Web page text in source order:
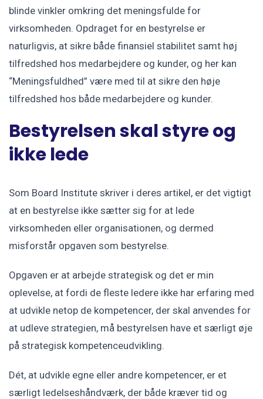
blinde vinkler omkring det meningsfulde for
virksomheden. Opdraget for en bestyrelse er
naturligvis, at sikre både finansiel stabilitet samt høj
tilfredshed hos medarbejdere og kunder, og her kan
“Meningsfuldhed” være med til at sikre den høje
tilfredshed hos både medarbejdere og kunder.
Bestyrelsen skal styre og
ikke lede
Som Board Institute skriver i deres artikel, er det vigtigt
at en bestyrelse ikke sætter sig for at lede
virksomheden eller organisationen, og dermed
misforstår opgaven som bestyrelse.
Opgaven er at arbejde strategisk og det er min
oplevelse, at fordi de fleste ledere ikke har erfaring med
at udvikle netop de kompetencer, der skal anvendes for
at udleve strategien, må bestyrelsen have et særligt øje
på strategisk kompetenceudvikling.
Dét, at udvikle egne eller andre kompetencer, er et
særligt ledelseshåndværk, der både kræver tid og